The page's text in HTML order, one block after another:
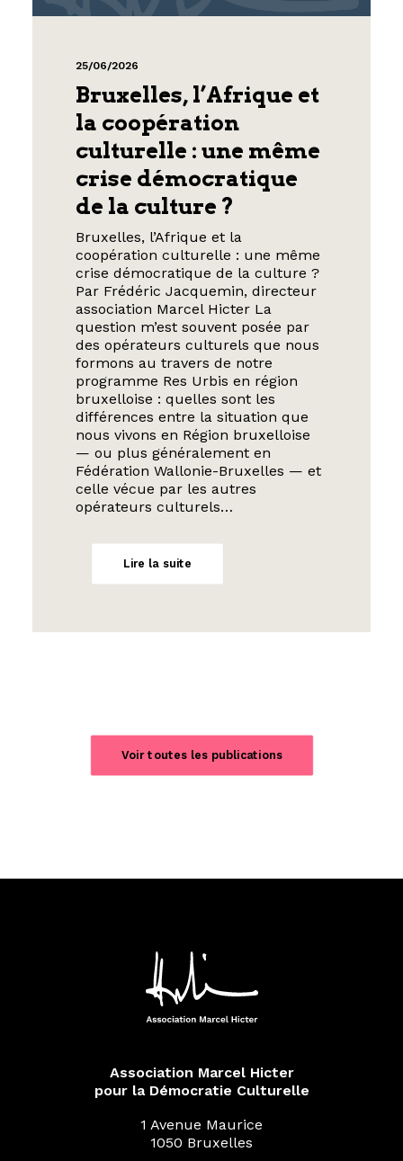
25/06/2026
Bruxelles, l’Afrique et
la coopération
culturelle : une même
crise démocratique
de la culture ?
Bruxelles, l’Afrique et la
coopération culturelle : une même
crise démocratique de la culture ?
Par Frédéric Jacquemin, directeur
association Marcel Hicter La
question m’est souvent posée par
des opérateurs culturels que nous
formons au travers de notre
programme Res Urbis en région
bruxelloise : quelles sont les
différences entre la situation que
nous vivons en Région bruxelloise
— ou plus généralement en
Fédération Wallonie-Bruxelles — et
celle vécue par les autres
opérateurs culturels…
Lire la suite
Voir toutes les publications
Association Marcel Hicter
pour la Démocratie Culturelle
1 Avenue Maurice
1050 Bruxelles